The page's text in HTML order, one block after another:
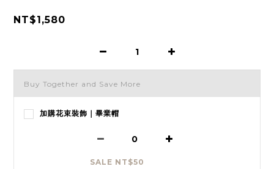
NT$1,580
Buy Together and Save More
加購花束裝飾｜畢業帽
SALE NT$50